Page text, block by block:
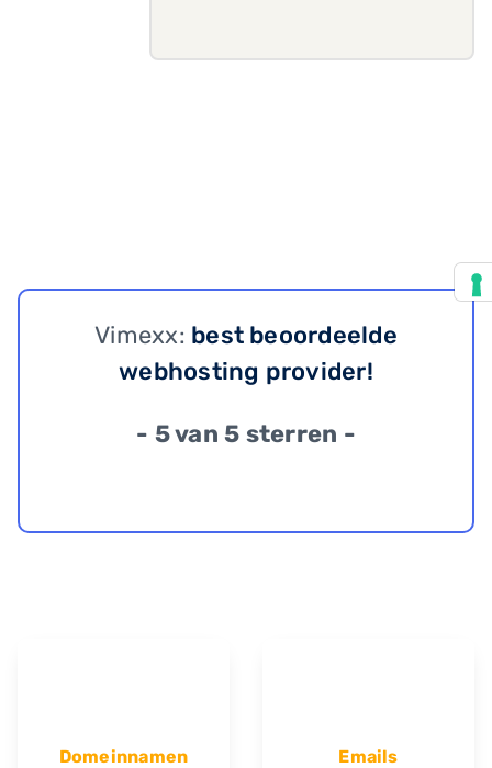
Vimexx: best beoordeelde
webhosting provider!
- 5 van 5 sterren -
Domeinnamen Emails